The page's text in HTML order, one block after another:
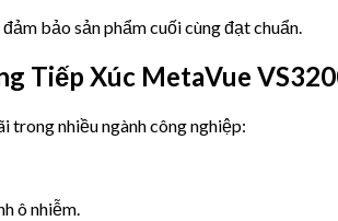
bảo sản phẩm cuối cùng đạt chuẩn.
Tiếp Xúc MetaVue
trong nhiều ngành công nghiệp:
ô nhiễm.